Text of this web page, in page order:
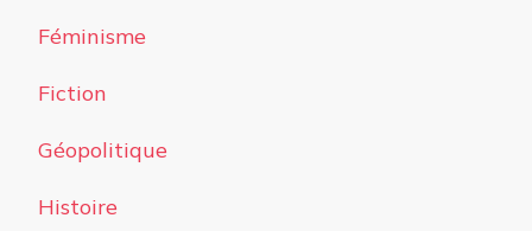
Féminisme
Fiction
Géopolitique
Histoire